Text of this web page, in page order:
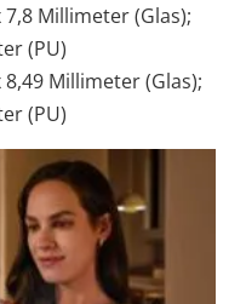
7,8 Millimeter (Glas);
(PU)
8,49 Millimeter (Glas);
(PU)